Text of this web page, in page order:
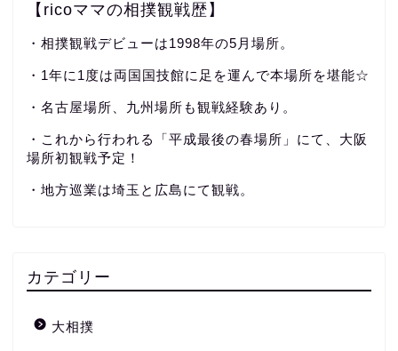
【ricoママの相撲観戦歴】
・相撲観戦デビューは1998年の5月場所。
・1年に1度は両国国技館に足を運んで本場所を堪能☆
・名古屋場所、九州場所も観戦経験あり。
・これから行われる「平成最後の春場所」にて、大阪
場所初観戦予定！
・地方巡業は埼玉と広島にて観戦。
カテゴリー
大相撲